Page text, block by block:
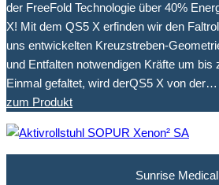
der FreeFold Technologie über 40%
X! Mit dem QS5 X erfinden wir den
uns entwickelten Kreuzstreben-
und Entfalten notwendigen Kräfte um bis
Einmal gefaltet, wird derQS5 X von der…
zum Produkt
Sunrise Medical